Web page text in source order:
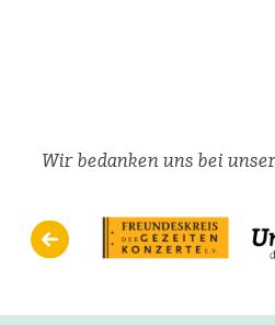
Wir bedanken uns bei